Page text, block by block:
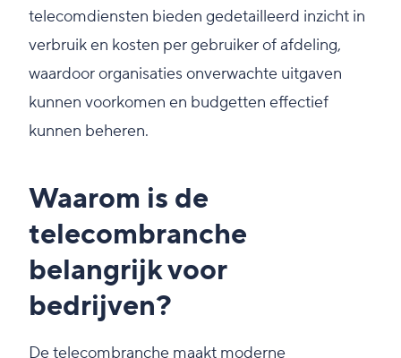
telecomdiensten bieden gedetailleerd inzicht in
verbruik en kosten per gebruiker of afdeling,
waardoor organisaties onverwachte uitgaven
kunnen voorkomen en budgetten effectief
kunnen beheren.
Waarom is de
telecombranche
belangrijk voor
bedrijven?
De telecombranche maakt moderne